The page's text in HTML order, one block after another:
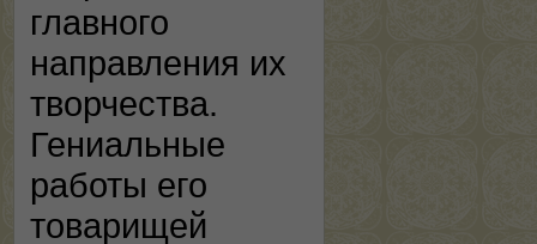
главного
направления их
творчества.
Гениальные
работы его
товарищей